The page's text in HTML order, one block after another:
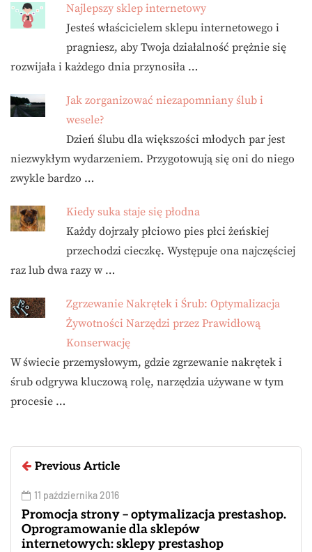
Najlepszy sklep internetowy
Jesteś właścicielem sklepu internetowego i
pragniesz, aby Twoja działalność prężnie się
rozwijała i każdego dnia przynosiła …
Jak zorganizować niezapomniany ślub i
wesele?
Dzień ślubu dla większości młodych par jest
niezwykłym wydarzeniem. Przygotowują się oni do niego
zwykle bardzo …
Kiedy suka staje się płodna
Każdy dojrzały płciowo pies płci żeńskiej
przechodzi cieczkę. Występuje ona najczęściej
raz lub dwa razy w …
Zgrzewanie Nakrętek i Śrub: Optymalizacja
Żywotności Narzędzi przez Prawidłową
Konserwację
W świecie przemysłowym, gdzie zgrzewanie nakrętek i
śrub odgrywa kluczową rolę, narzędzia używane w tym
procesie …
Previous Article
11 października 2016
Promocja strony – optymalizacja prestashop.
Oprogramowanie dla sklepów
internetowych: sklepy prestashop